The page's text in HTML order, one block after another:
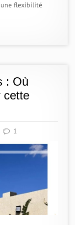
flexibilité
: Où
cette
1